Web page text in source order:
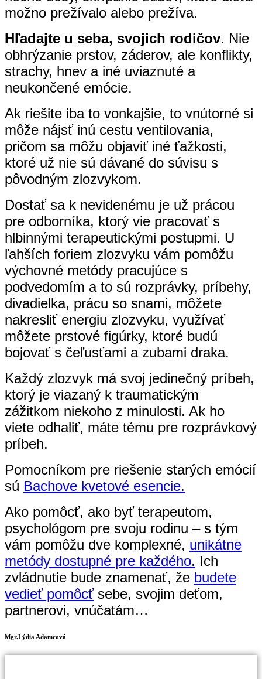
možno prežívalo alebo prežíva.
Hľadajte u seba, svojich rodičov. Nie
obhrýzanie prstov, záderov, ale konflikty,
strachy, hnev a iné uviaznuté a
neukončené emócie.
Ak riešite iba to vonkajšie, to vnútorné si
môže nájsť inú cestu ventilovania,
pričom sa môžu objaviť iné ťažkosti,
ktoré už nie sú dávané do súvisu s
pôvodným zlozvykom.
Dostať sa k nevidenému je už prácou
pre odborníka, ktorý vie pracovať s
hlbinnými terapeutickými postupmi. U
ľahších foriem zlozvyku vám pomôžu
výchovné metódy pracujúce s
podvedomím a to sú rozprávky, príbehy,
divadielka, prácu so snami, môžete
nakresliť energiu zlozvyku, využívať
môžete prstové figúrky, ktoré budú
bojovať s čeľusťami a zubami draka.
Každý zlozvyk má svoj jedinečný príbeh,
ktorý je viazaný k traumatickým
zážitkom niekoho z minulosti. Ak ho
viete odhaliť, máte tému pre rozprávkový
príbeh.
Pomocníkom pre riešenie starých emócií
sú Bachove kvetové esencie.
Ako pomôcť, ako byť terapeutom,
psychológom pre svoju rodinu – s tým
vám pomôžu dve komplexné, unikátne
metódy dostupné pre každého. Ich
zvládnutie bude znamenať, že budete
vedieť pomôcťsebe, svojim deťom,
partnerovi, vnúčatám…
Mgr.Lýdia Adamcová